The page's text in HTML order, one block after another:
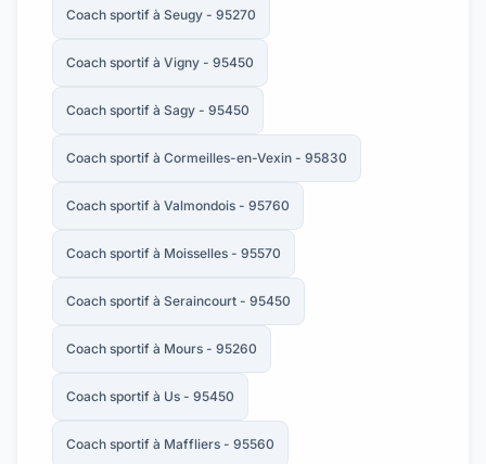
Coach sportif à Seugy - 95270
Coach sportif à Vigny - 95450
Coach sportif à Sagy - 95450
Coach sportif à Cormeilles-en-Vexin - 95830
Coach sportif à Valmondois - 95760
Coach sportif à Moisselles - 95570
Coach sportif à Seraincourt - 95450
Coach sportif à Mours - 95260
Coach sportif à Us - 95450
Coach sportif à Maffliers - 95560